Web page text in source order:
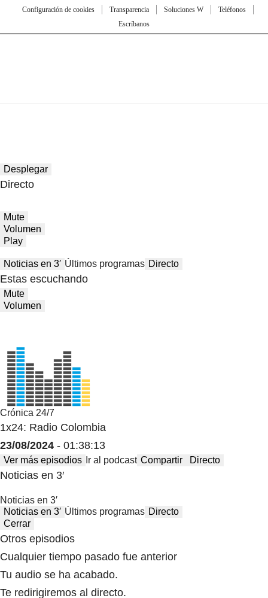
Configuración de cookies
Transparencia Soluciones W
Teléfonos
Escríbanos
Desplegar
Directo
Mute
Volumen
Play
Noticias en 3′ Últimos programas Directo
Estas escuchando
Mute
Volumen
Crónica 24/7
1x24: Radio Colombia
23/08/2024 - 01:38:13
Ver más episodios Ir al podcast Compartir Directo
Noticias en 3′
Noticias en 3′
Noticias en 3′ Últimos programas Directo
Cerrar
Otros episodios
Cualquier tiempo pasado fue anterior
Tu audio se ha acabado.
Te redirigiremos al directo.